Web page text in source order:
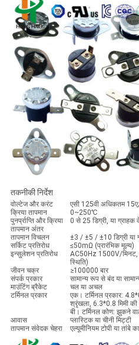
तकनीकी निर्देश
वोल्टेज और करंट
एसी 125वी अधिकतम
क्रिया तापमान
0~250℃
पुनर्प्राप्ति और क्रिया
तापमान अंतर
0 से 25 डिग्री, या
तापमान विचलन
±3 / ±5 / ±10 डिग्री
सर्किट प्रतिरोध
≤50mΩ (प्रारंभिक मूल्य)
इन्सुलेशन प्रतिरोध
AC50Hz 1500V/मिनट,
स्थिति)
जीवन चक्र
≥100000 बार
संपर्क प्रकार
सामान्य रूप से बंद या
माउंटिंग ब्रैकेट
चल या अचल
टर्मिनल प्रकार
एक। टर्मिनल प्रकार:
श्रृंखला, 6.3*0.8 मिमी
बी। टर्मिनल कोण: झुकने
आवास
प्लास्टिक या चीनी मिट्टी
तापमान संवेदक चेहरा
एल्यूमीनियम टोपी या तांबे